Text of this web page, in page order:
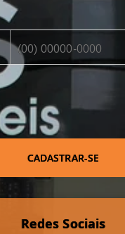
CADASTRAR-SE
Redes Sociais